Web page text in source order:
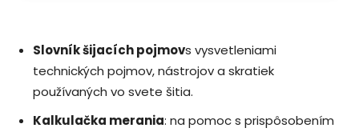
Slovník šijacích pojmovs vysvetleniami
technických pojmov, nástrojov a skratiek
používaných vo svete šitia.
Kalkulačka merania: na pomoc s prispôsobením